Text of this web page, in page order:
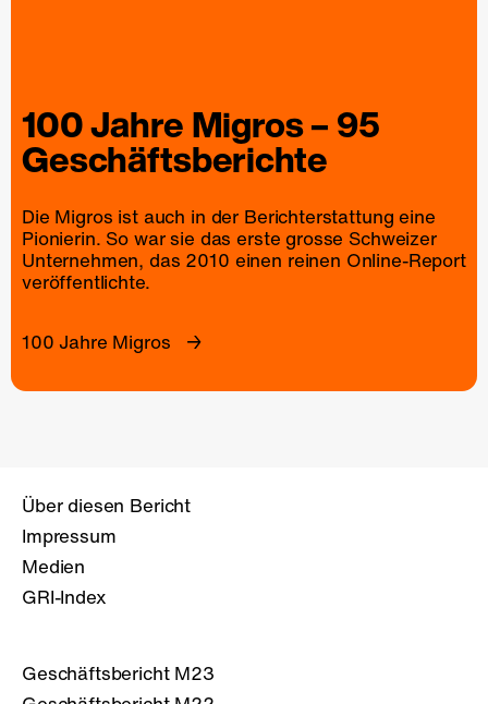
100 JahreMigros– 95
Geschäfts­berichte
Die Migros ist auch in der Berichterstattung eine
Pionierin. So war sie das erste grosse Schweizer
Unternehmen, das 2010 einen reinen Online-Report
veröffentlichte.
100 Jahre Migros
Über diesen Bericht
Impressum
Medien
GRI-Index
Geschäftsbericht M23